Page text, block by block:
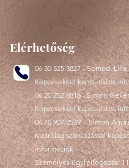
Elérhetőség
06 30 525 3827 - Somodi Lilla
Képzésekkel kapcsolatos
06 20 252 8818- Simon
Képzésekkel kapcsolatos
06 70 907 2539- Simon
Kizárólag számlázással
információk
Személyes ügyfélfogadás: